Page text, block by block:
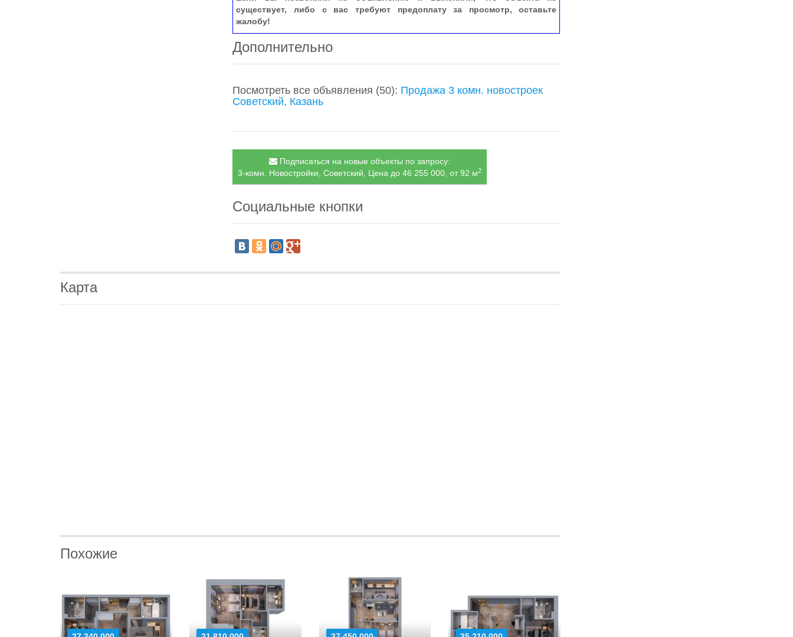
существует, либо с вас требуют предоплату за просмотр, оставьте
жалобу!
Дополнительно
Посмотреть все объявления (50): Продажа 3 комн. новостроек
Советский, Казань
Подписаться на новые объекты по запросу:
3-комн. Новостройки, Советский, Цена до 46 255 000, от 92 м2
Социальные кнопки
Карта
Похожие